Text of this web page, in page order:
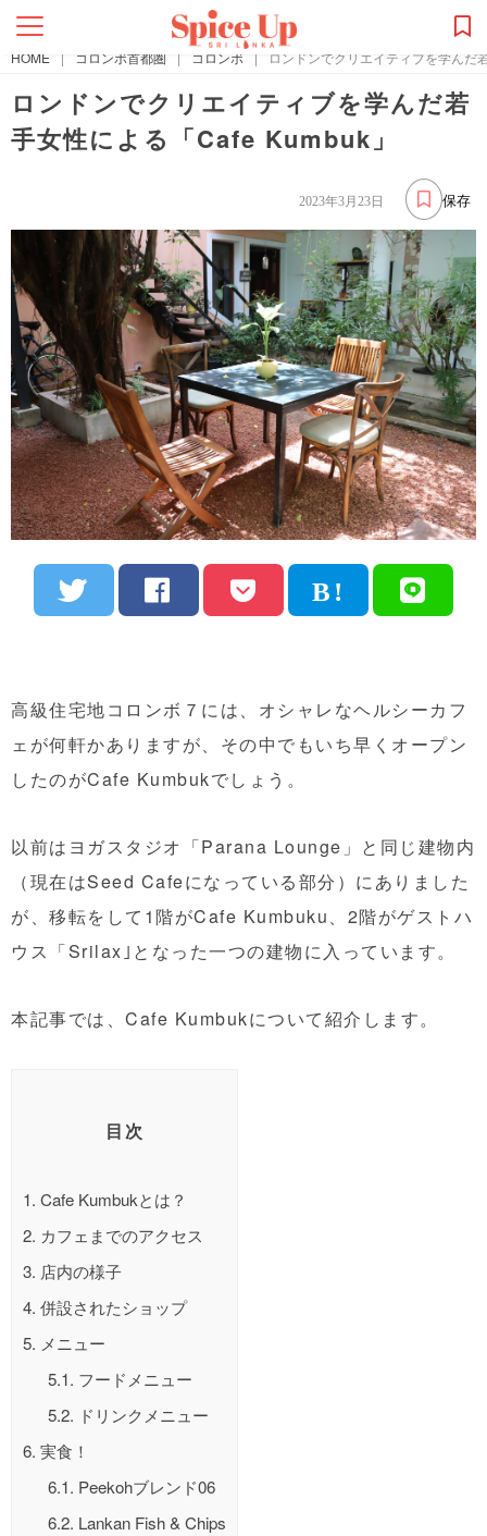
HOME | コロンボ首都圏 | コロンボ | ロンドンでクリエイティブを学んだ
ロンドンでクリエイティブを学んだ若
手女性による「Cafe Kumbuk」
保存
2023年3月23日
高級住宅地コロンボ７には、オシャレなヘルシーカフ
ェが何軒かありますが、その中でもいち早くオープン
したのがCafe Kumbukでしょう。
以前はヨガスタジオ「Parana Lounge」と同じ建物内
（現在はSeed Cafeになっている部分）にありました
が、移転をして1階がCafe Kumbuku、2階がゲストハ
ウス「Srilax｣となった一つの建物に入っています。
本記事では、Cafe Kumbukについて紹介します。
目次
1. Cafe Kumbukとは？
2. カフェまでのアクセス
3. 店内の様子
4. 併設されたショップ
5. メニュー
5.1. フードメニュー
5.2. ドリンクメニュー
6. 実食！
6.1. Peekohブレンド06
6.2. Lankan Fish & Chips